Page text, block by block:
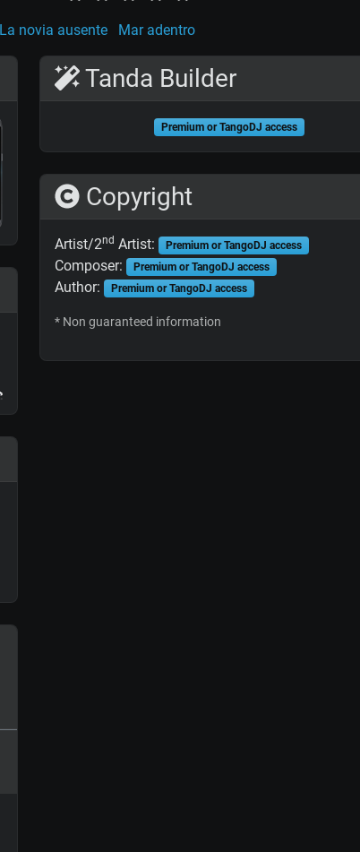
La novia ausente Mar adentro
Tanda Builder
Premium or TangoDJ access
Copyright
Artist/2nd Artist: Premium or TangoDJ access
Composer: Premium or TangoDJ access
Author: Premium or TangoDJ access
* Non guaranteed information